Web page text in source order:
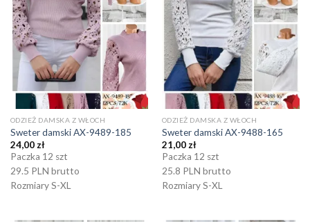
ODZIEŻ DAMSKA Z WŁOCH
Sweter damski AX-9489-185
24,00 zł
Paczka 12 szt
29.5 PLN brutto
Rozmiary S-XL
ODZIEŻ DAMSKA Z WŁOCH
Sweter damski AX-9488-165
21,00 zł
Paczka 12 szt
25.8 PLN brutto
Rozmiary S-XL